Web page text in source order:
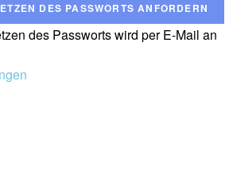
DES PASSWORTS ANFORDERN
des Passworts wird per E-Mail an